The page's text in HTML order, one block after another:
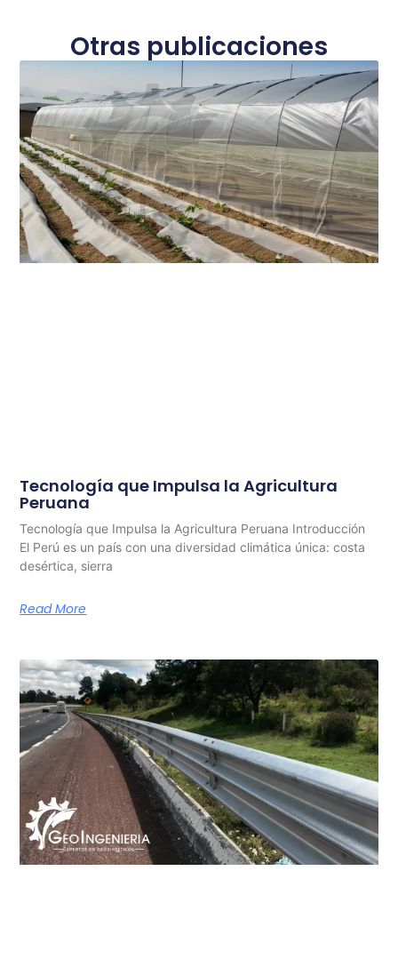
Otras publicaciones
Tecnología que Impulsa la Agricultura
Peruana
Tecnología que Impulsa la Agricultura Peruana Introducción
El Perú es un país con una diversidad climática única: costa
desértica, sierra
Read More